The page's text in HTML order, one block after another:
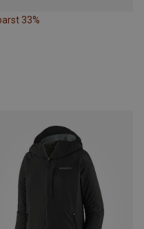
33%